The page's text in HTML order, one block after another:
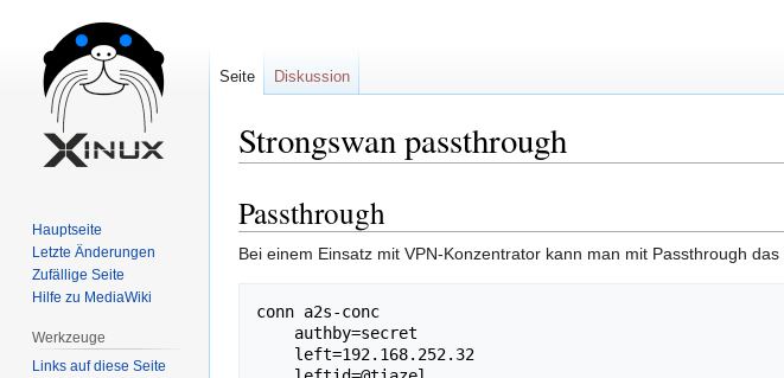
Strongswan passthrough
Zur
Navigation
springen
Zur
Suche
springen
Passthrough
Bei einem Einsatz mit VPN-Konzentrator kann man mit Passthrough
conn a2s-conc
Seite Diskussion
Hauptseite
Letzte Änderungen
Zufällige Seite
Hilfe zu MediaWiki
Werkzeuge
Links auf diese Seite